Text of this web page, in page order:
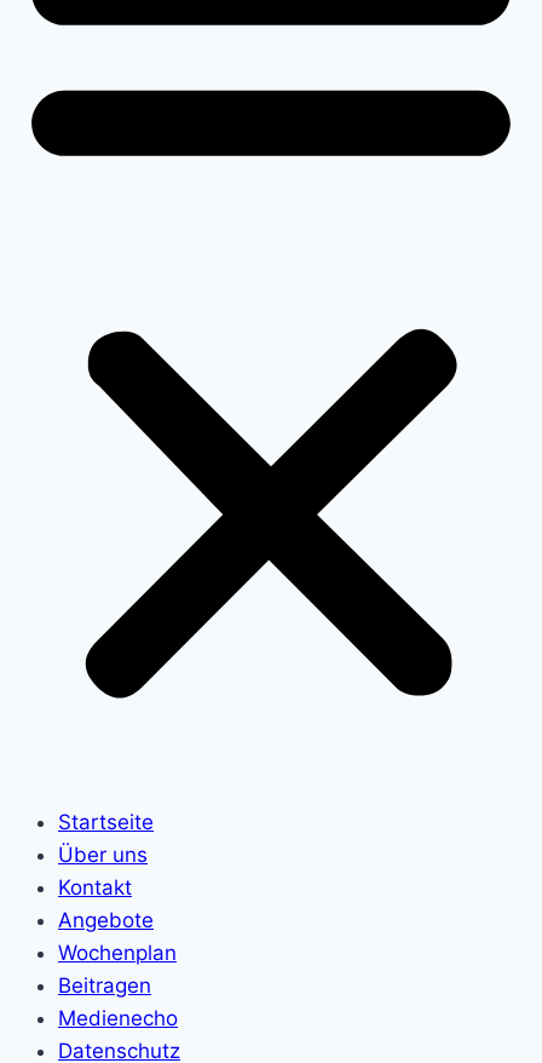
Startseite
Über uns
Kontakt
Angebote
Wochenplan
Beitragen
Medienecho
Datenschutz